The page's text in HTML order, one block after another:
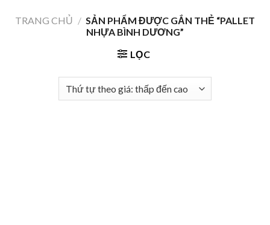
TRANG CHỦ / SẢN PHẨM ĐƯỢC GẮN THẺ “PALLET
NHỰA BÌNH DƯƠNG”
LỌC